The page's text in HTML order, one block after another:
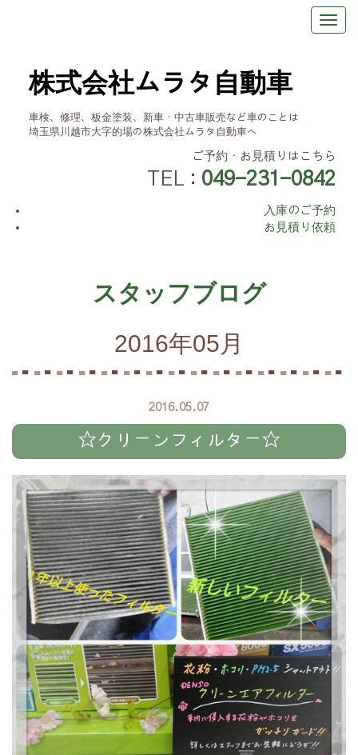
株式会社ムラタ自動車
車検、修理、板金塗装、新車・中古車販売など車のことは
埼玉県川越市大字的場の株式会社ムラタ自動車へ
ご予約・お見積りはこちら
TEL : 049-231-0842
入庫のご予約
お見積り依頼
スタッフブログ
2016年05月
2016.05.07
☆クリーンフィルター☆